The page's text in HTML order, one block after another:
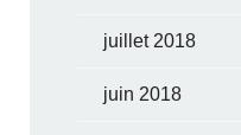
juillet 2018
juin 2018